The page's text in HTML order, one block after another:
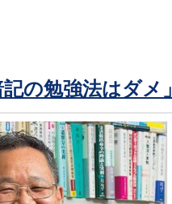
の勉強法はダメ」